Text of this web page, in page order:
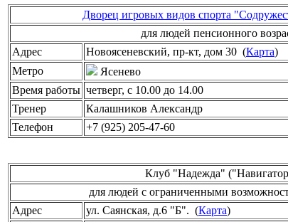
Дворец игровых видов спорта
для людей пенсионного
Адрес
Новоясеневский, пр-кт, дом 30 (Карта)
Метро
Ясенево
Время работы четверг, c 10.00 до 14.00
Тренер
Калашников Александр
Телефон
+7 (925) 205-47-60
Клуб "Надежда"
для людей с ограниченными
Адрес
ул. Саянская, д.6 "Б". (Карта)